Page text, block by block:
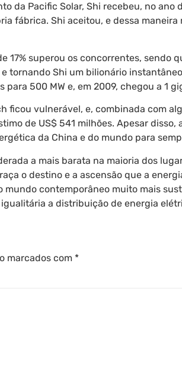
da Pacific Solar, Shi recebeu, no ano
Shi aceitou, e dessa maneira
superou os concorrentes, sendo
tornando Shi um bilionário
500 MW e, em 2009, chegou a 1
ficou vulnerável, e, combinada com
de US$ 541 milhões. Apesar
da China e do mundo para
a mais barata na maioria dos
o destino e a ascensão que a
contemporâneo muito mais
a distribuição de energia
marcados com *